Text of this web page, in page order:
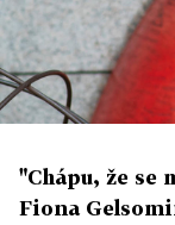
"Chápu, že
Fiona